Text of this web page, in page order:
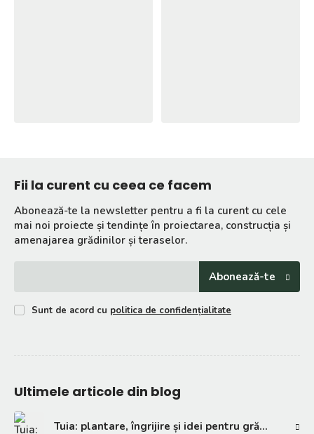
Fii la curent cu ceea ce facem
Abonează-te la newsletter pentru a fi la curent cu cele
mai noi proiecte și tendințe în proiectarea, construcția și
amenajarea grădinilor și teraselor.
Abonează-te
Sunt de acord cu politica de confidențialitate
Ultimele articole din blog
Tuia: plantare, îngrijire și idei pentru grădină